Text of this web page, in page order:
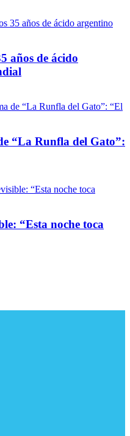
años de ácido
“La Runfla del Gato”:
“Esta noche toca